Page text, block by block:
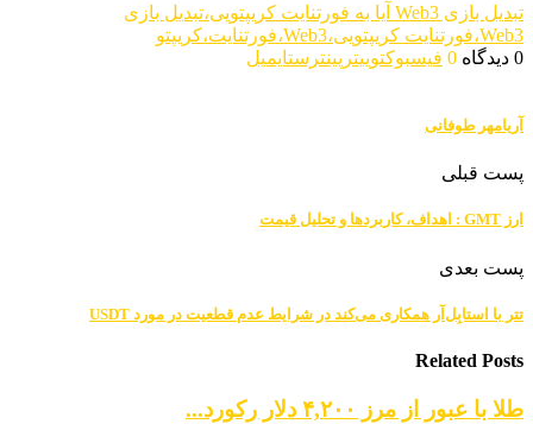
تبدیل بازی Web3 آیا به فورتنایت کریپتویی،تبدیل بازی
Web3،فورتنایت کریپتویی،Web3،فورتنایت،کریپتو
0 دیدگاه
0 فیسبوکتوییتر پینترستایمیل
آریامهر طوفانی
پست قبلی
ارز GMT : اهداف، کاربردها و تحلیل قیمت
پست بعدی
تتر با استابِل‌آر همکاری می‌کند در شرایط عدم قطعیت در مورد USDT
Related Posts
طلا با عبور از مرز ۴,۲۰۰ دلار رکورد...